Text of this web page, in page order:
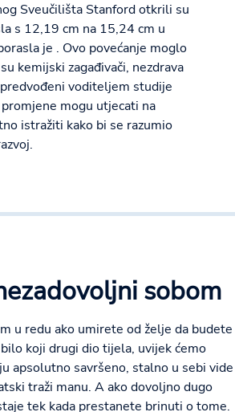
Sveučilišta Stanford otkrili su
s 12,19 cm na 15,24 cm u
je . Ovo povećanje moglo
kemijski zagađivači, nezdrava
voditeljem studije
mogu utjecati na
istražiti kako bi se razumio
sobom
u redu ako umirete od želje da budete
koji drugi dio tijela, uvijek ćemo
apsolutno savršeno, stalno u sebi vide
traži manu. A ako dovoljno dugo
tek kada prestanete brinuti o tome.